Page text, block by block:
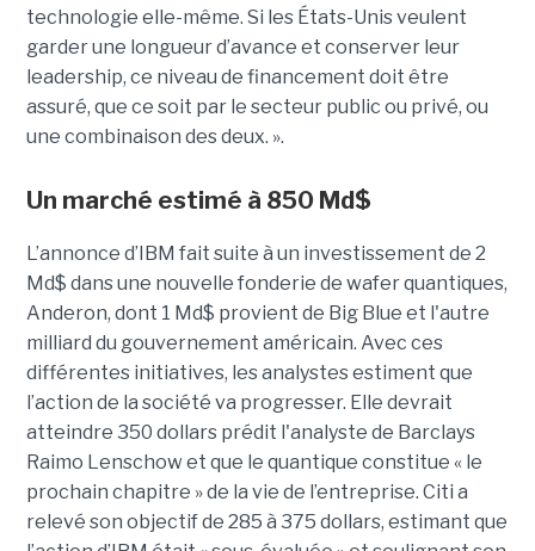
technologie elle-même. Si les États-Unis veulent
garder une longueur d’avance et conserver leur
leadership, ce niveau de financement doit être
assuré, que ce soit par le secteur public ou privé, ou
une combinaison des deux. ».
Un marché estimé à 850 Md$
L’annonce d’IBM fait suite à un investissement de 2
Md$ dans une nouvelle fonderie de wafer quantiques,
Anderon, dont 1 Md$ provient de Big Blue et l'autre
milliard du gouvernement américain. Avec ces
différentes initiatives, les analystes estiment que
l’action de la société va progresser. Elle devrait
atteindre 350 dollars prédit l'analyste de Barclays
Raimo Lenschow et que le quantique constitue « le
prochain chapitre » de la vie de l’entreprise. Citi a
relevé son objectif de 285 à 375 dollars, estimant que